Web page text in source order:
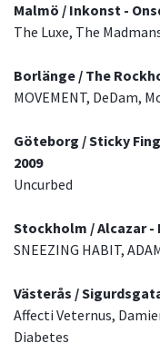
Malmö / Inkonst -
The Luxe, The
Borlänge / The
MOVEMENT, DeDam,
Göteborg / Sticky
2009
Uncurbed
Stockholm / Alcazar -
SNEEZING HABIT,
Västerås /
Affecti Veternus,
Diabetes